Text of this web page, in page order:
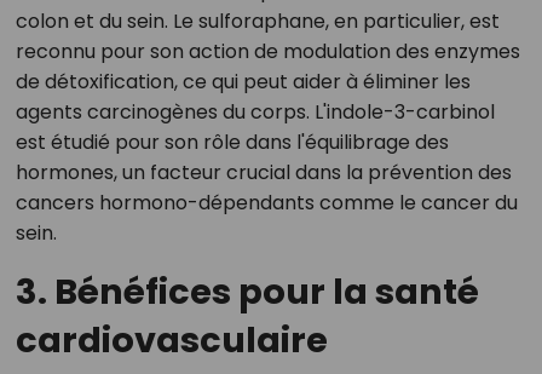
colon et du sein. Le sulforaphane, en particulier, est
reconnu pour son action de modulation des enzymes
de détoxification, ce qui peut aider à éliminer les
agents carcinogènes du corps. L'indole-3-carbinol
est étudié pour son rôle dans l'équilibrage des
hormones, un facteur crucial dans la prévention des
cancers hormono-dépendants comme le cancer du
sein.
3. Bénéfices pour la santé
cardiovasculaire